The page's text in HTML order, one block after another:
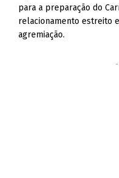
para a preparação do
relacionamento estreito
agremiação.
-